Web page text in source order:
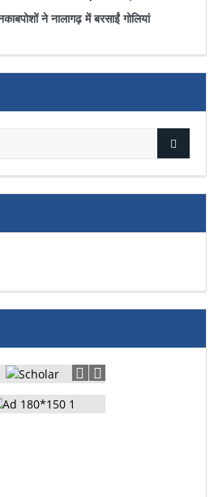
ने नालागढ़ में बरसाईं गोलियां